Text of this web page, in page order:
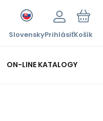
SlovenskyPrihlásiťKošík
ON-LINE KATALOGY